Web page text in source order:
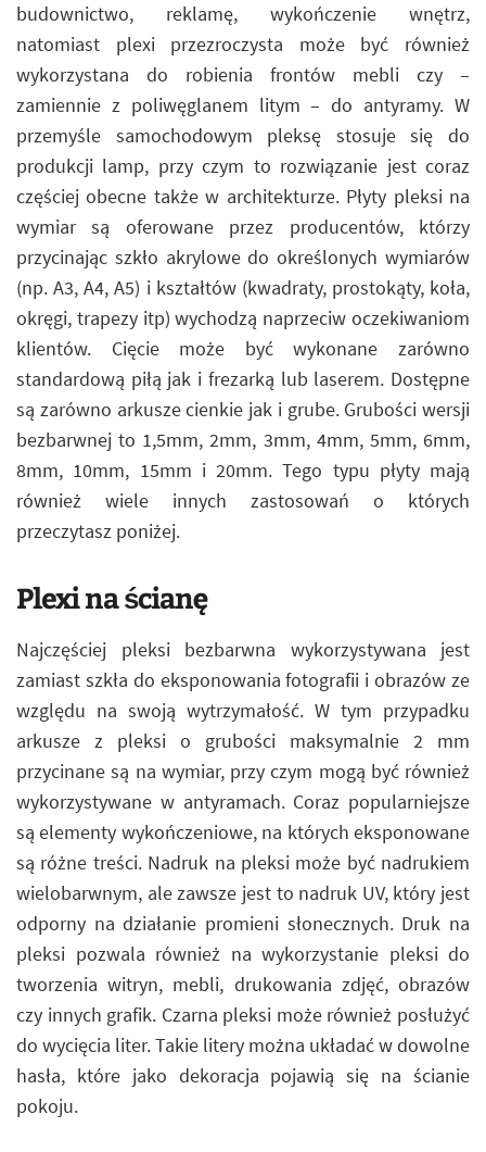
budownictwo, reklamę, wykończenie wnętrz,
natomiast plexi przezroczysta może być również
wykorzystana do robienia frontów mebli czy –
zamiennie z poliwęglanem litym – do antyramy. W
przemyśle samochodowym pleksę stosuje się do
produkcji lamp, przy czym to rozwiązanie jest coraz
częściej obecne także w architekturze. Płyty pleksi na
wymiar są oferowane przez producentów, którzy
przycinając szkło akrylowe do określonych wymiarów
(np. A3, A4, A5) i kształtów (kwadraty, prostokąty, koła,
okręgi, trapezy itp) wychodzą naprzeciw oczekiwaniom
klientów. Cięcie może być wykonane zarówno
standardową piłą jak i frezarką lub laserem. Dostępne
są zarówno arkusze cienkie jak i grube. Grubości wersji
bezbarwnej to 1,5mm, 2mm, 3mm, 4mm, 5mm, 6mm,
8mm, 10mm, 15mm i 20mm. Tego typu płyty mają
również wiele innych zastosowań o których
przeczytasz poniżej.
Plexi na ścianę
Najczęściej pleksi bezbarwna wykorzystywana jest
zamiast szkła do eksponowania fotografii i obrazów ze
względu na swoją wytrzymałość. W tym przypadku
arkusze z pleksi o grubości maksymalnie 2 mm
przycinane są na wymiar, przy czym mogą być również
wykorzystywane w antyramach. Coraz popularniejsze
są elementy wykończeniowe, na których eksponowane
są różne treści. Nadruk na pleksi może być nadrukiem
wielobarwnym, ale zawsze jest to nadruk UV, który jest
odporny na działanie promieni słonecznych. Druk na
pleksi pozwala również na wykorzystanie pleksi do
tworzenia witryn, mebli, drukowania zdjęć, obrazów
czy innych grafik. Czarna pleksi może również posłużyć
do wycięcia liter. Takie litery można układać w dowolne
hasła, które jako dekoracja pojawią się na ścianie
pokoju.